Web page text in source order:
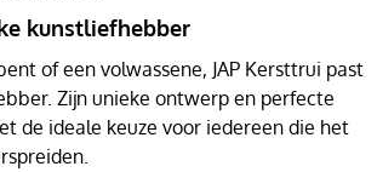
kunstliefhebber
of een volwassene, JAP Kersttrui past
Zijn unieke ontwerp en perfecte
de ideale keuze voor iedereen die het